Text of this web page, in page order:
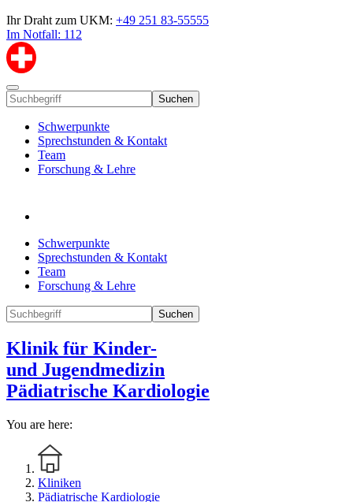
Ihr Draht zum UKM: +49 251 83-55555
Im Notfall: 112
Suchen
Schwerpunkte
Sprechstunden & Kontakt
Team
Forschung & Lehre
Schwerpunkte
Sprechstunden & Kontakt
Team
Forschung & Lehre
Suchen
Klinik für Kinder-
und Jugendmedizin
Pädiatrische Kardiologie
You are here:
Kliniken
Pädiatrische Kardiologie